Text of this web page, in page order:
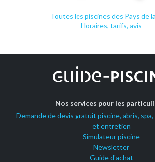
Toutes les piscines des Pays de
Horaires, tarifs, avis
Nos services pour les
Demande de devis gratuit piscine, abris, spa,
et entretien
Simulateur piscine
Newsletter
Guide d'achat